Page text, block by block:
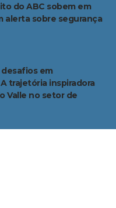
do ABC sobem em
alerta sobre segurança
em
trajetória inspiradora
Valle no setor de